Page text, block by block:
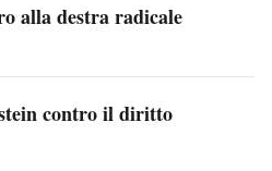
alla destra radicale
contro il diritto